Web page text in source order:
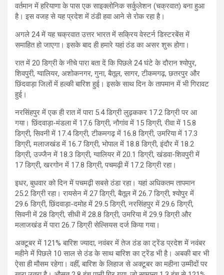
वर्तमान में हरियाणा के पास एक साइक्लोनिक सर्कुलेशन (चक्रवात) बना हुआ
है। इस वजह से यह प्रदेश में ठंडी हवा आने से रोक रहा है।
अगले 24 में यह चक्रवात उत्तर भारत में सक्रिय वेस्टर्न डिस्टरबेंस में
समाहित हो जाएगा। इसके बाद ही हमारे यहां ठंड का असर शुरू होगा।
रात में 20 डिग्री के नीचे पारा बता दें कि पिछले 24 घंटे के दौरान श्योपुर,
शिवपुरी, ग्वालियर, अशोकनगर, गुना, बैतूल, सागर, टीकमगढ़, छतरपुर और
छिंदवाड़ा जिलों में हल्की बारिश हुई। इसके साथ दिन के तापमान में भी गिरावट
हुई।
नरसिंहपुर में एक ही रात में पारा 5.4 डिग्री लुढ़ककर 17.2 डिग्री पर आ
गया। छिंदवाड़ा-मंडला में 17.6 डिग्री, नौगांव में 15 डिग्री, रीवा में 15.8
डिग्री, सिवनी में 17.4 डिग्री, टीकमगढ़ में 16.8 डिग्री, उमरिया में 17.3
डिग्री, मलाजखंड में 16.7 डिग्री, भोपाल में 18.8 डिग्री, इंदौर में 18.2
डिग्री, उज्जैन में 18.3 डिग्री, ग्वालियर में 20.1 डिग्री, खंडवा-शिवपुरी में
17 डिग्री, खरगोन में 17.8 डिग्री, पचमढ़ी में 17.2 डिग्री रहा।
इधर, बुधवार को दिन में पचमढ़ी सबसे ठंडा रहा। यहां अधिकतम तापमान
25.2 डिग्री रहा। रायसेन में 27 डिग्री, बैतूल में 26.7 डिग्री, श्योपुर में
29.6 डिग्री, छिंदवाड़ा-दमोह में 29.5 डिग्री, नरसिंहपुर में 29.6 डिग्री,
सिवनी में 28 डिग्री, सीधी में 28.8 डिग्री, उमरिया में 29.9 डिग्री और
मलाजखंड में पारा 26.7 डिग्री सेल्सियस दर्ज किया गया।
अक्टूबर में 121% बारिश ज्यादा, नवंबर में तेज ठंड का ट्रेंड प्रदेश में नवंबर
महीने में पिछले 10 साल से ठंड के साथ बारिश का ट्रेंड भी है। अबकी बार भी
ऐसा ही मौसम रहेगा। वहीं, बारिश के लिहाज से अक्टूबर का महीना उम्मीदों पर